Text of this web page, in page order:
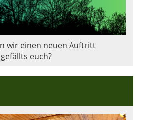
wir einen neuen Auftritt
euch?